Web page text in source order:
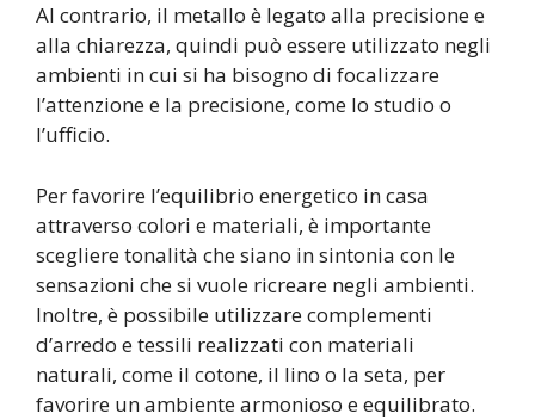
Al contrario, il metallo è legato alla precisione e
alla chiarezza, quindi può essere utilizzato negli
ambienti in cui si ha bisogno di focalizzare
l’attenzione e la precisione, come lo studio o
l’ufficio.
Per favorire l’equilibrio energetico in casa
attraverso colori e materiali, è importante
scegliere tonalità che siano in sintonia con le
sensazioni che si vuole ricreare negli ambienti.
Inoltre, è possibile utilizzare complementi
d’arredo e tessili realizzati con materiali
naturali, come il cotone, il lino o la seta, per
favorire un ambiente armonioso e equilibrato.